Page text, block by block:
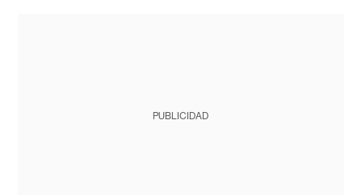
PUBLICIDAD